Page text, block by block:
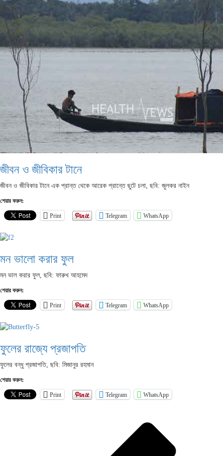
জীবন ও জীবিকার টানে
জীবন ও জীবিকার টানে এক প্রান্ত থেকে আরেক প্রান্তে ছুটে চলা, ছবি: জুলকর নাইন
শেয়ার করুন:
Print Telegram WhatsApp
মন ভালো করার ফুল
মন ভাল করার ফুল, ছবি: ফারুখ আহমেদ
শেয়ার করুন:
Print Telegram WhatsApp
ফুলের রাজ্যে প্রজাপতি
ফুলের বন্ধু প্রজাপতি, ছবি: মিজানুর রহমান
শেয়ার করুন:
Print Telegram WhatsApp